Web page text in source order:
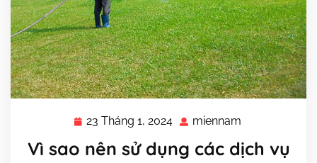
23 Tháng 1, 2024 23
1,
miennam
Vì sao nên sử dụng các dịch vụ